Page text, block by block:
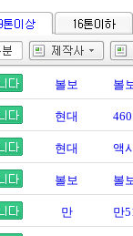
볼보 볼
현대
현대 액
볼보 볼
만 만